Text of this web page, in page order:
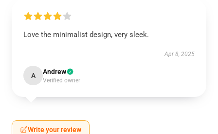
Love the minimalist design, very sleek.
Apr 8, 2025
A Andrew
Verified owner
Write your review